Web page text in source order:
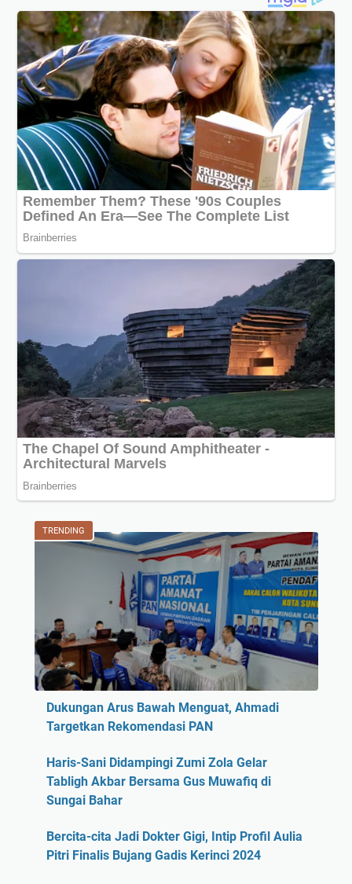
TRENDING
Dukungan Arus Bawah Menguat, Ahmadi
Targetkan Rekomendasi PAN
Haris-Sani Didampingi Zumi Zola Gelar
Tabligh Akbar Bersama Gus Muwafiq di
Sungai Bahar
Bercita-cita Jadi Dokter Gigi, Intip Profil Aulia
Pitri Finalis Bujang Gadis Kerinci 2024